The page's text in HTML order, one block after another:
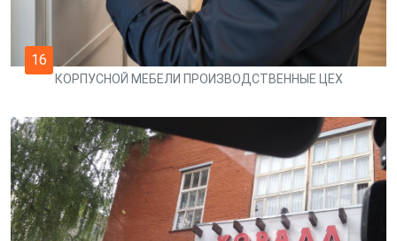
16
КОРПУСНОЙ МЕБЕЛИ ПРОИЗВОДСТВЕННЫЕ ЦЕХ